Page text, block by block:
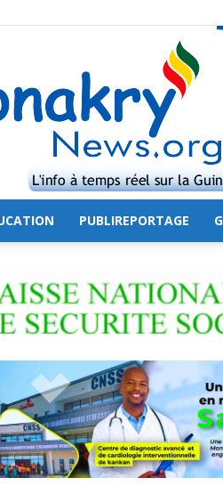
PUBLIREPORTAGE